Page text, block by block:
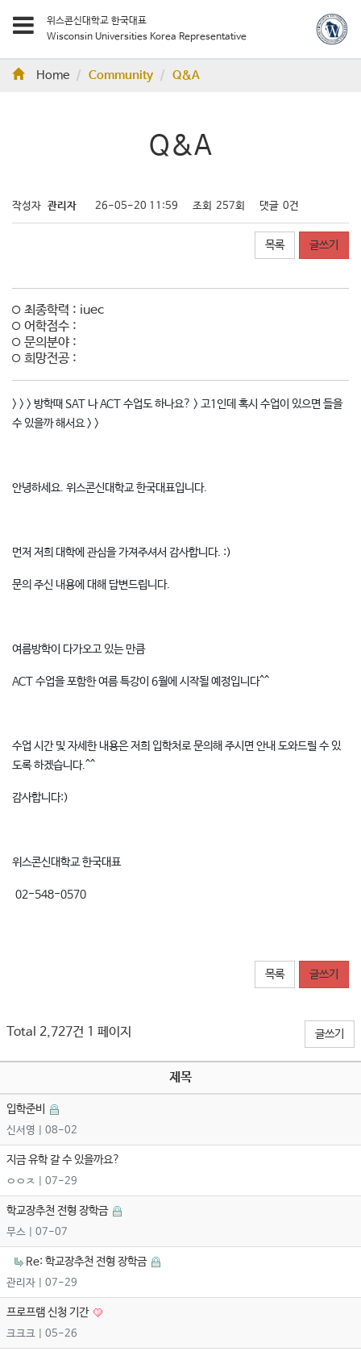
위스콘신대학교 한국대표
Wisconsin Universities Korea Representative
Home Community Q&A
Q&A
작성자 관리자 26-05-20 11:59 조회 257회 댓글 0건
목록 글쓰기
최종학력 : iuec
어학점수 :
문의분야 :
희망전공 :
> > > 방학때 SAT 나 ACT 수업도 하나요? > 고1인데 혹시 수업이 있으면 들을
수 있을까 해서요 > >
안녕하세요. 위스콘신대학교 한국대표입니다.
먼저 저희 대학에 관심을 가져주셔서 감사합니다. :)
문의 주신 내용에 대해 답변드립니다.
여름방학이 다가오고 있는 만큼
ACT 수업을 포함한 여름 특강이 6월에 시작될 예정입니다^^
수업 시간 및 자세한 내용은 저희 입학처로 문의해 주시면 안내 도와드릴 수 있
도록 하겠습니다.^^
감사합니다:)​
위스콘신대학교 한국대표
02-548-0570
목록 글쓰기
Total 2,727건 1 페이지 글쓰기
제목
입학준비
신서영 | 08-02
지금 유학 갈 수 있을까요?
ㅇㅇㅈ | 07-29
학교장추천 전형 장학금
무스 | 07-07
Re: 학교장추천 전형 장학금
관리자 | 07-29
프로프램 신청 기간
크크크 | 05-26